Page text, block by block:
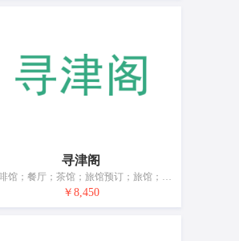
寻津阁
咖啡馆；餐厅；茶馆；旅馆预订；旅馆；旅游房屋出租；托儿所服务；宠物寄养；家具出租；烹饪设备出租
￥8,450